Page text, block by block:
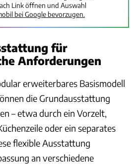
Link öffnen und Auswahl
bei Google bevorzugen.
für
Anforderungen
erweiterbares Basismodell
die Grundausstattung
– etwa durch ein Vorzelt,
oder ein separates
flexible Ausstattung
an verschiedene